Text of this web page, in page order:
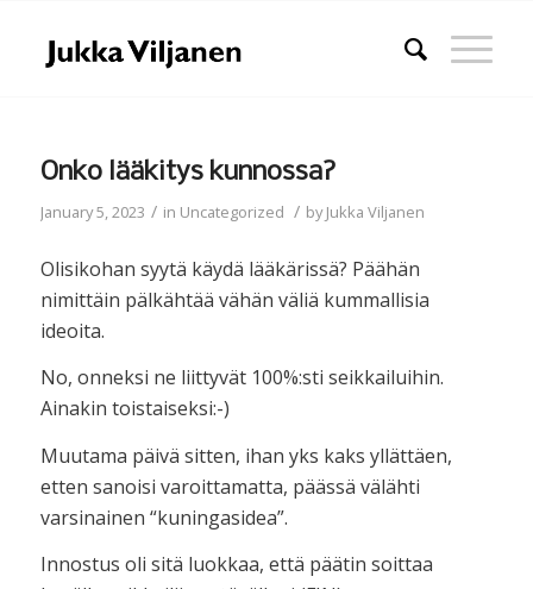
Onko lääkitys kunnossa?
January 5, 2023 / in Uncategorized / byJukka Viljanen
Olisikohan syytä käydä lääkärissä? Päähän
nimittäin pälkähtää vähän väliä kummallisia
ideoita.
No, onneksi ne liittyvät 100%:sti seikkailuihin.
Ainakin toistaiseksi:-)
Muutama päivä sitten, ihan yks kaks yllättäen,
etten sanoisi varoittamatta, päässä välähti
varsinainen “kuningasidea”.
Innostus oli sitä luokkaa, että päätin soittaa